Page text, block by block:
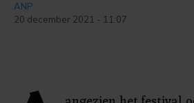
ANP
20 december 2021 - 11:07